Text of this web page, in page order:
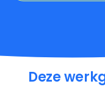
Deze